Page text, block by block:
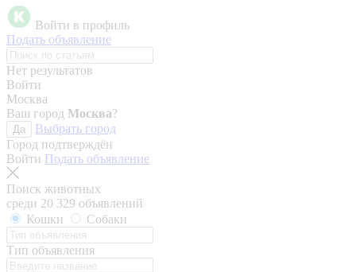
Войти в профиль
Подать объявление
Нет результатов
Войти
Москва
Ваш город Москва?
Да
Выбрать город
Город подтверждён
Войти Подать объявление
Поиск животных
среди 20 329 объявлений
Кошки
Собаки
Тип объявления